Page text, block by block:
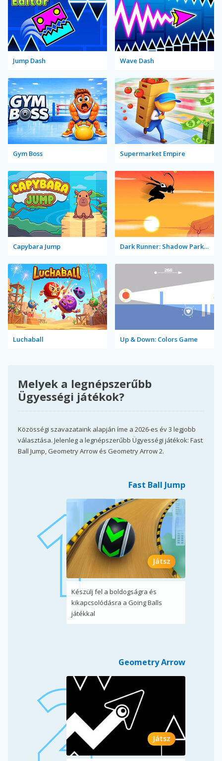
Jump Dash Wave Dash
Gym Boss Supermarket Empire
Capybara Jump Dark Runner: Shadow Parkour
Luchaball Up & Down: Colors Game
Melyek a legnépszerűbb
Ügyességi játékok?
Közösségi szavazataink alapján íme a 2026-es év 3 legjobb
választása. Jelenleg a legnépszerűbb Ügyességi játékok: Fast
Ball Jump, Geometry Arrow és Geometry Arrow 2.
Fast Ball Jump
Játsz
Készülj fel a boldogságra és
kikapcsolódásra a Going Balls
játékkal
Geometry Arrow
Játsz